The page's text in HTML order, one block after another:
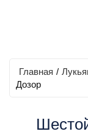
Главная /
Дозор